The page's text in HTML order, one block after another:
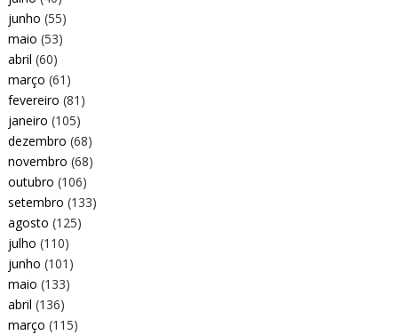
junho (55)
maio (53)
abril (60)
março (61)
fevereiro (81)
janeiro (105)
dezembro (68)
novembro (68)
outubro (106)
setembro (133)
agosto (125)
julho (110)
junho (101)
maio (133)
abril (136)
março (115)